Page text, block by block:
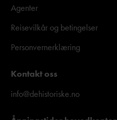
Agenter
Reisevilkår og betingelser
Personvernerklæring
Kontakt oss
info@dehistoriske.no